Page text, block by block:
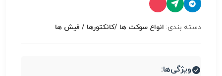
دسته بندی: انواع سوكت ها /کانکتورها / فیش ها
ویژگی‌ها: